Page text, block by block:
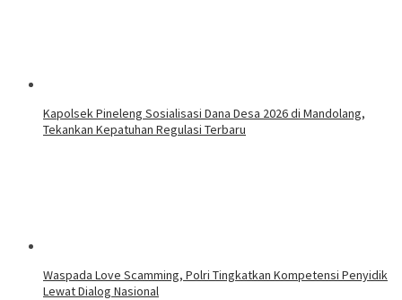
Kapolsek Pineleng Sosialisasi Dana Desa 2026 di Mandolang,
Tekankan Kepatuhan Regulasi Terbaru
Waspada Love Scamming, Polri Tingkatkan Kompetensi Penyidik
Lewat Dialog Nasional